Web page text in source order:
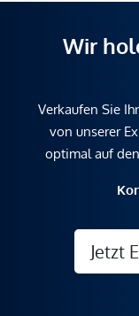
Wir
Verkaufen Sie
von unserer
optimal auf
Jetzt